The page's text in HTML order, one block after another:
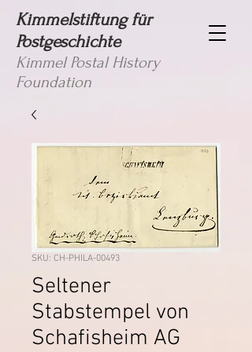
Kimmelstiftung für
Postgeschichte
Kimmel Postal History
Foundation
SKU: CH-PHILA-00493
Seltener
Stabstempel von
Schafisheim AG